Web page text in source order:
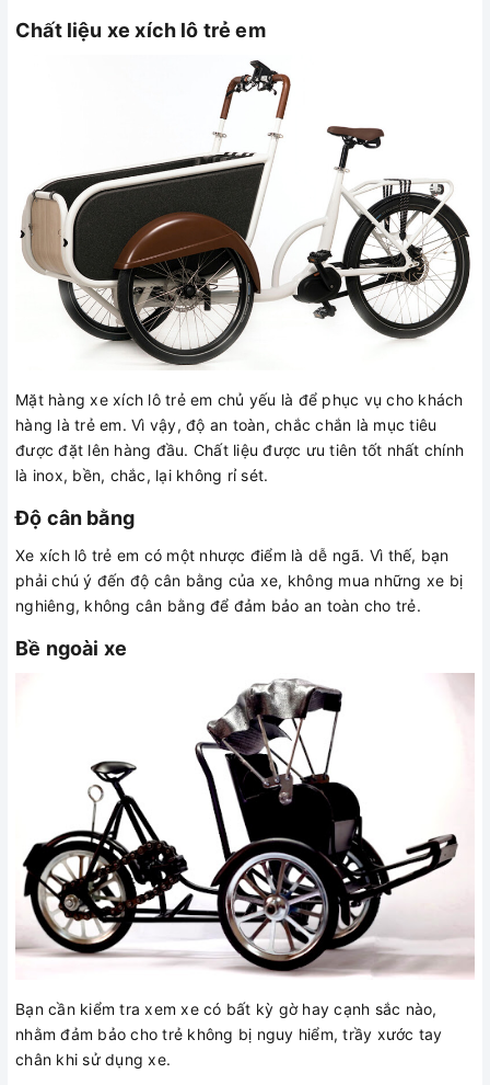
Chất liệu xe xích lô trẻ em
Mặt hàng xe xích lô trẻ em chủ yếu là để phục vụ cho khách
hàng là trẻ em. Vì vậy, độ an toàn, chắc chắn là mục tiêu
được đặt lên hàng đầu. Chất liệu được ưu tiên tốt nhất chính
là inox, bền, chắc, lại không rỉ sét.
Độ cân bằng
Xe xích lô trẻ em có một nhược điểm là dễ ngã. Vì thế, bạn
phải chú ý đến độ cân bằng của xe, không mua những xe bị
nghiêng, không cân bằng để đảm bảo an toàn cho trẻ.
Bề ngoài xe
Bạn cần kiểm tra xem xe có bất kỳ gờ hay cạnh sắc nào,
nhằm đảm bảo cho trẻ không bị nguy hiểm, trầy xước tay
chân khi sử dụng xe.